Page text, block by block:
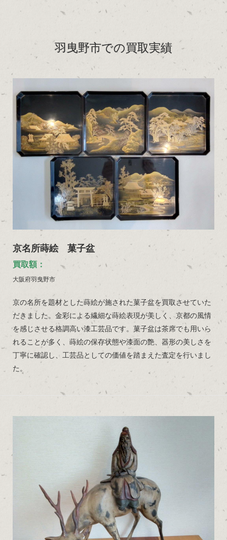
羽曳野市での買取実績
京名所蒔絵 菓子盆
買取額：
大阪府羽曳野市
京の名所を題材とした蒔絵が施された菓子盆を買取させていた
だきました。金彩による繊細な蒔絵表現が美しく、京都の風情
を感じさせる格調高い漆工芸品です。菓子盆は茶席でも用いら
れることが多く、蒔絵の保存状態や漆面の艶、器形の美しさを
丁寧に確認し、工芸品としての価値を踏まえた査定を行いまし
た。